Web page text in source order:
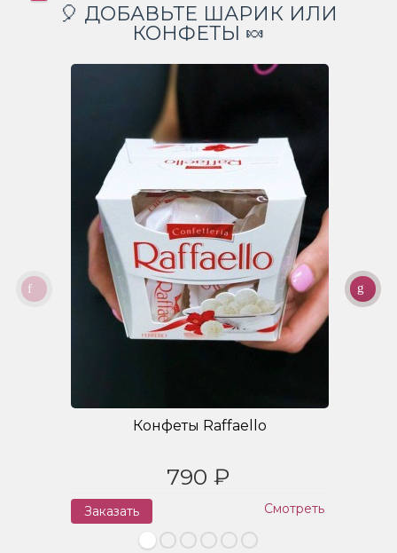
🎈 ДОБАВЬТЕ ШАРИК ИЛИ
КОНФЕТЫ 🍬
Конфеты Raffaello
790 ₽
Заказать Смотреть